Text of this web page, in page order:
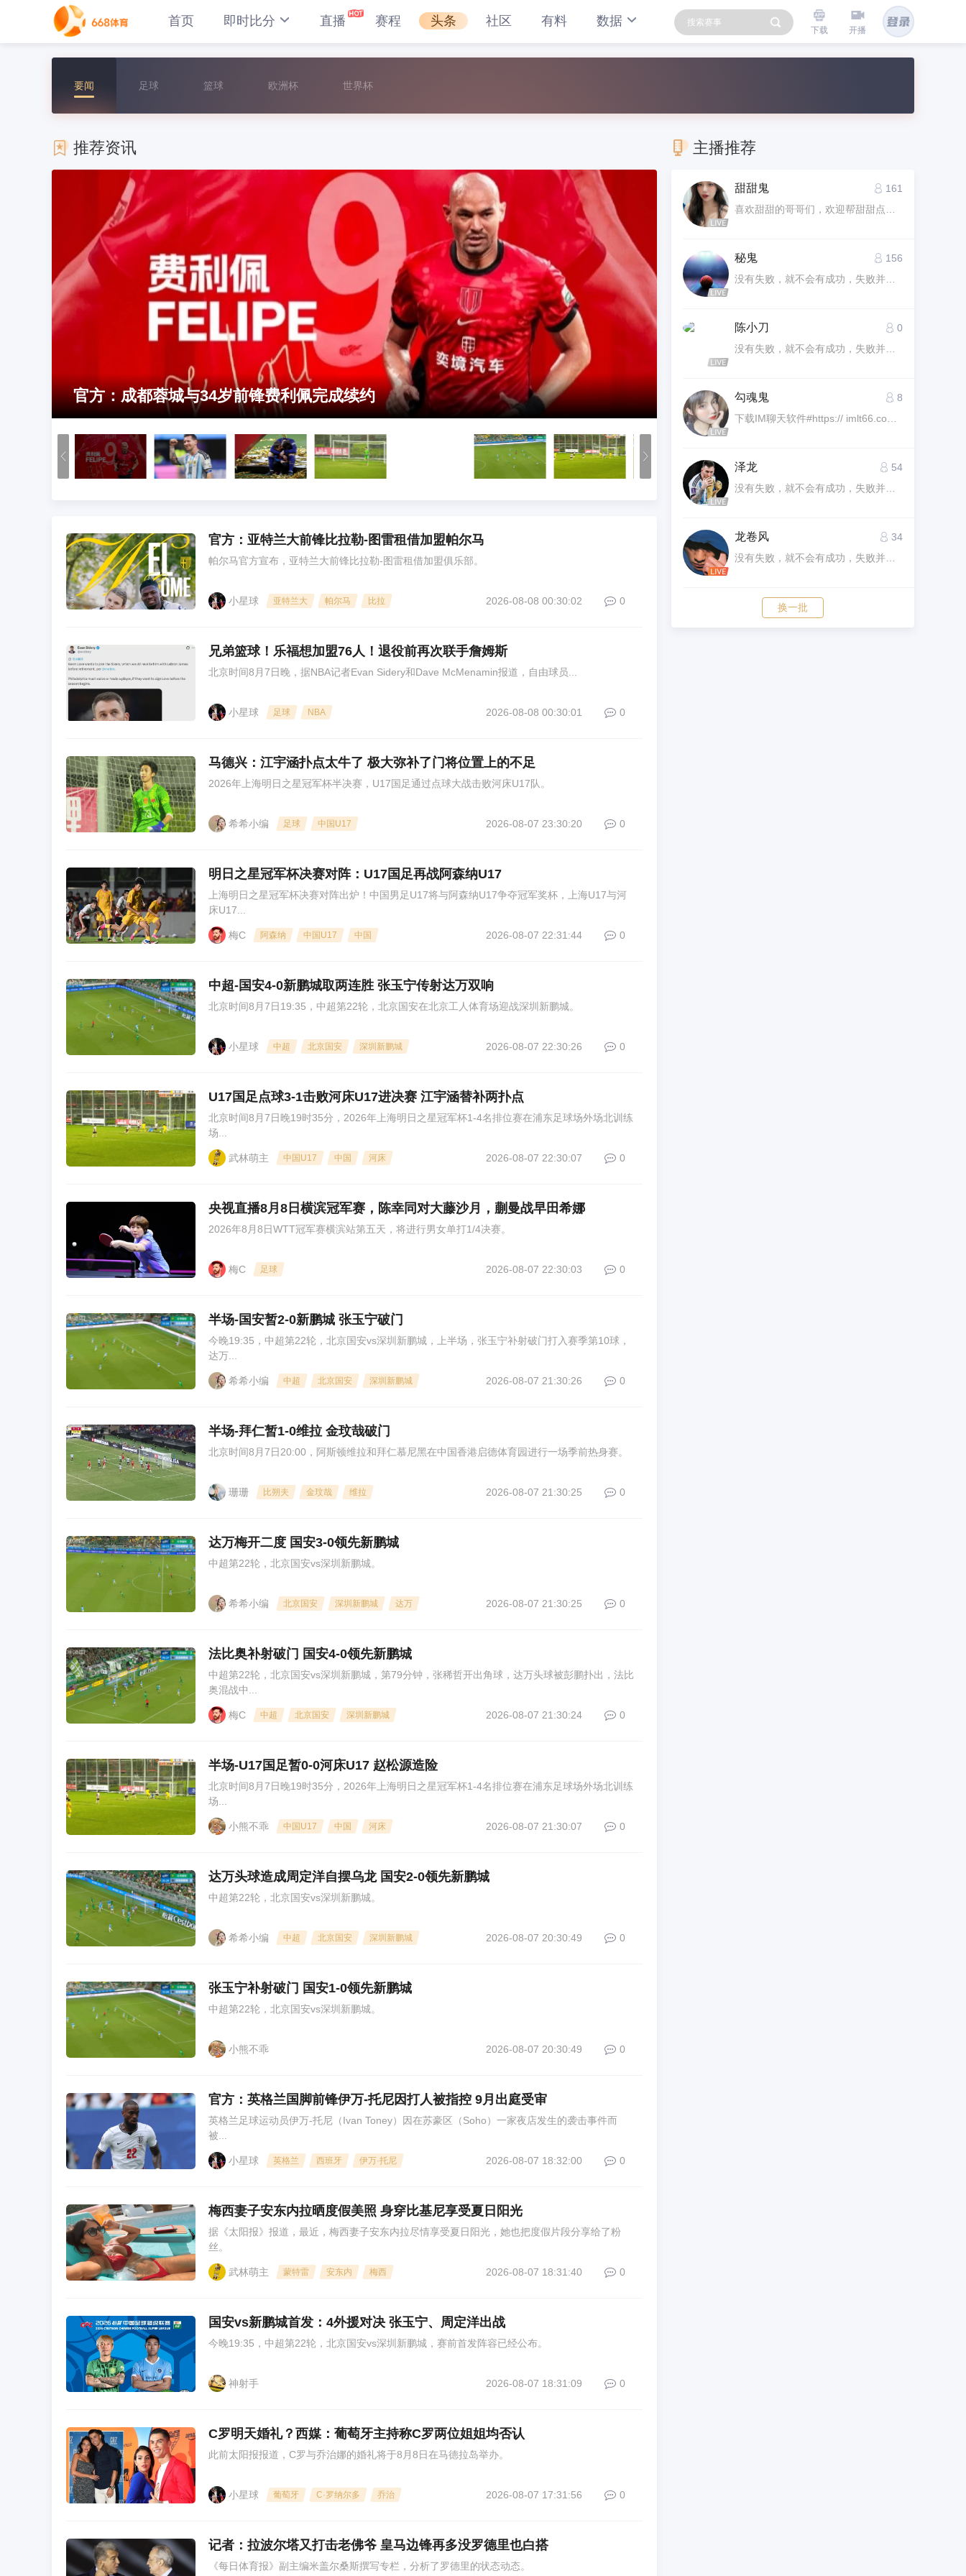
首页 即时比分 直播 赛程 头条 社区 有料 数据
下载 开播
要闻 足球 篮球 欧洲杯 世界杯
推荐资讯
官方：成都蓉城与34岁前锋费利佩完成续约 塔皮亚：梅西无疑是美加墨世界杯最佳
官方：亚特兰大前锋比拉勒-图雷租借加盟帕尔马
帕尔马官方宣布，亚特兰大前锋比拉勒-图雷租借加盟俱乐部。
小星球 亚特兰大 帕尔马 比拉 2026-08-08 00:30:02 0
兄弟篮球！乐福想加盟76人！退役前再次联手詹姆斯
北京时间8月7日晚，据NBA记者Evan Sidery和Dave McMenamin报道，自由球员...
小星球 足球 NBA 2026-08-08 00:30:01 0
马德兴：江宇涵扑点太牛了 极大弥补了门将位置上的不足
2026年上海明日之星冠军杯半决赛，U17国足通过点球大战击败河床U17队。
希希小编 足球 中国U17 2026-08-07 23:30:20 0
明日之星冠军杯决赛对阵：U17国足再战阿森纳U17
上海明日之星冠军杯决赛对阵出炉！中国男足U17将与阿森纳U17争夺冠军奖杯，上海U17与河
床U17...
梅C 阿森纳 中国U17 中国 2026-08-07 22:31:44 0
中超-国安4-0新鹏城取两连胜 张玉宁传射达万双响
北京时间8月7日19:35，中超第22轮，北京国安在北京工人体育场迎战深圳新鹏城。
小星球 中超 北京国安 深圳新鹏城 2026-08-07 22:30:26 0
U17国足点球3-1击败河床U17进决赛 江宇涵替补两扑点
北京时间8月7日晚19时35分，2026年上海明日之星冠军杯1-4名排位赛在浦东足球场外场北训练
场...
武林萌主 中国U17 中国 河床 2026-08-07 22:30:07 0
央视直播8月8日横滨冠军赛，陈幸同对大藤沙月，蒯曼战早田希娜
2026年8月8日WTT冠军赛横滨站第五天，将进行男女单打1/4决赛。
梅C 足球 2026-08-07 22:30:03 0
半场-国安暂2-0新鹏城 张玉宁破门
今晚19:35，中超第22轮，北京国安vs深圳新鹏城，上半场，张玉宁补射破门打入赛季第10球，
达万...
希希小编 中超 北京国安 深圳新鹏城 2026-08-07 21:30:26 0
半场-拜仁暂1-0维拉 金玟哉破门
北京时间8月7日20:00，阿斯顿维拉和拜仁慕尼黑在中国香港启德体育园进行一场季前热身赛。
珊珊 比朔夫 金玟哉 维拉 2026-08-07 21:30:25 0
达万梅开二度 国安3-0领先新鹏城
中超第22轮，北京国安vs深圳新鹏城。
希希小编 北京国安 深圳新鹏城 达万 2026-08-07 21:30:25 0
法比奥补射破门 国安4-0领先新鹏城
中超第22轮，北京国安vs深圳新鹏城，第79分钟，张稀哲开出角球，达万头球被彭鹏扑出，法比
奥混战中...
梅C 中超 北京国安 深圳新鹏城 2026-08-07 21:30:24 0
半场-U17国足暂0-0河床U17 赵松源造险
北京时间8月7日晚19时35分，2026年上海明日之星冠军杯1-4名排位赛在浦东足球场外场北训练
场...
小熊不乖 中国U17 中国 河床 2026-08-07 21:30:07 0
达万头球造成周定洋自摆乌龙 国安2-0领先新鹏城
中超第22轮，北京国安vs深圳新鹏城。
希希小编 中超 北京国安 深圳新鹏城 2026-08-07 20:30:49 0
张玉宁补射破门 国安1-0领先新鹏城
中超第22轮，北京国安vs深圳新鹏城。
小熊不乖 2026-08-07 20:30:49 0
官方：英格兰国脚前锋伊万-托尼因打人被指控 9月出庭受审
英格兰足球运动员伊万-托尼（Ivan Toney）因在苏豪区（Soho）一家夜店发生的袭击事件而
被...
小星球 英格兰 西班牙 伊万·托尼 2026-08-07 18:32:00 0
梅西妻子安东内拉晒度假美照 身穿比基尼享受夏日阳光
据《太阳报》报道，最近，梅西妻子安东内拉尽情享受夏日阳光，她也把度假片段分享给了粉
丝。
武林萌主 蒙特雷 安东内 梅西 2026-08-07 18:31:40 0
国安vs新鹏城首发：4外援对决 张玉宁、周定洋出战
今晚19:35，中超第22轮，北京国安vs深圳新鹏城，赛前首发阵容已经公布。
神射手 2026-08-07 18:31:09 0
C罗明天婚礼？西媒：葡萄牙主持称C罗两位姐姐均否认
此前太阳报报道，C罗与乔治娜的婚礼将于8月8日在马德拉岛举办。
小星球 葡萄牙 C·罗纳尔多 乔治 2026-08-07 17:31:56 0
记者：拉波尔塔又打击老佛爷 皇马边锋再多没罗德里也白搭
《每日体育报》副主编米盖尔桑斯撰写专栏，分析了罗德里的状态动态。
主播推荐
甜甜鬼
161
秘鬼
156
陈小刀
0
勾魂鬼
8
泽龙
54
龙卷风
34
换一批